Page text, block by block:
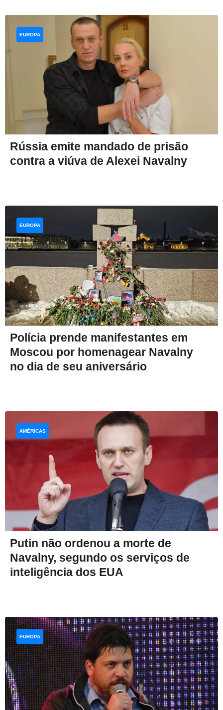
Rússia emite mandado de prisão
contra a viúva de Alexei Navalny
EUROPA
Polícia prende manifestantes em
Moscou por homenagear Navalny
no dia de seu aniversário
EUROPA
Putin não ordenou a morte de
Navalny, segundo os serviços de
inteligência dos EUA
AMÉRICAS
EUROPA